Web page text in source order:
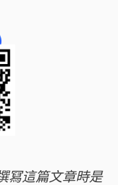
冩這篇文章時是